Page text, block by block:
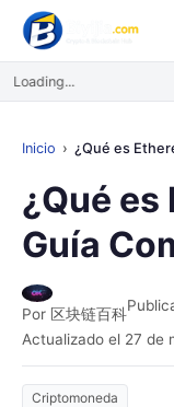
Loading...
Inicio ¿Qué es
¿Qué es
Guía
Por 区块链百科
Actualizado el 27 de
Criptomoneda